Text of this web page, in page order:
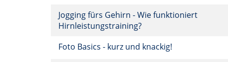
Jogging fürs Gehirn - Wie funktioniert
Hirnleistungstraining?
Foto Basics - kurz und knackig!